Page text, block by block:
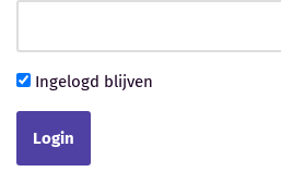
Ingelogd blijven